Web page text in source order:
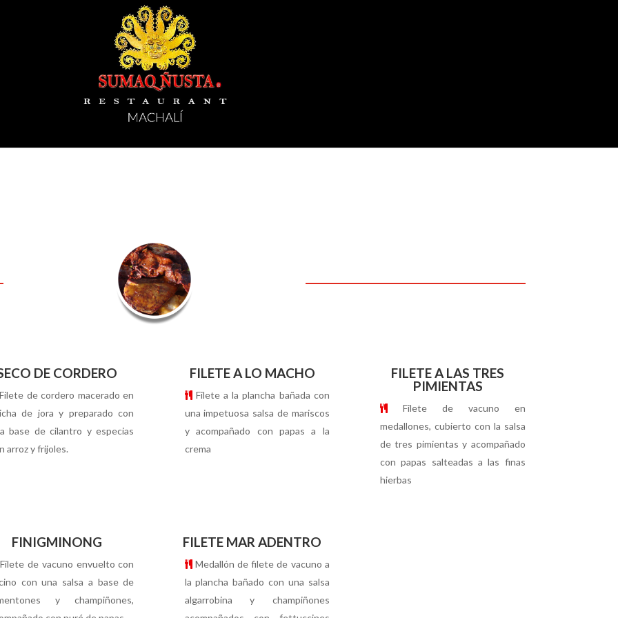
DE CORDERO
Filete de cordero macerado en
de jora y preparado con
base de cilantro y especias
arroz y frijoles.
FILETE A LO MACHO
Filete a la plancha bañada con
una impetuosa salsa de mariscos
y acompañado con papas a la
crema
FILETE A LAS TRES
PIMIENTAS
Filete de vacuno en
medallones, cubierto con la salsa
de tres pimientas y acompañado
con papas salteadas a las finas
hierbas
FINIGMINONG
Filete de vacuno envuelto con
con una salsa a base de
y champiñones,
FILETE MAR ADENTRO
Medallón de filete de vacuno a
la plancha bañado con una salsa
algarrobina y champiñones